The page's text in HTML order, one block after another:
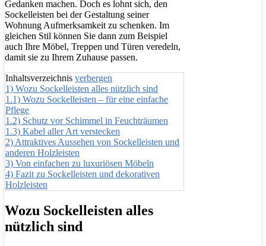
Gedanken machen. Doch es lohnt sich, den
Sockelleisten bei der Gestaltung seiner
Wohnung Aufmerksamkeit zu schenken. Im
gleichen Stil können Sie dann zum Beispiel
auch Ihre Möbel, Treppen und Türen veredeln,
damit sie zu Ihrem Zuhause passen.
Inhaltsverzeichnis verbergen
1) Wozu Sockelleisten alles nützlich sind
1.1) Wozu Sockelleisten – für eine einfache
Pflege
1.2) Schutz vor Schimmel in Feuchträumen
1.3) Kabel aller Art verstecken
2) Attraktives Aussehen von Sockelleisten und
anderen Holzleisten
3) Von einfachen zu luxuriösen Möbeln
4) Fazit zu Sockelleisten und dekorativen
Holzleisten
Wozu Sockelleisten alles
nützlich sind